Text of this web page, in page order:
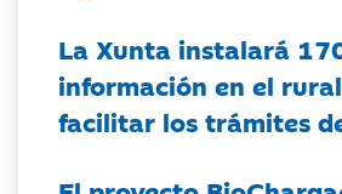
La Xunta instalará
información en el
facilitar los trámites